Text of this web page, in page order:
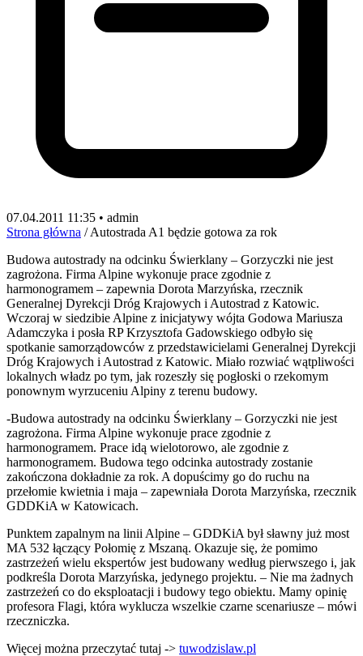
07.04.2011 11:35 • admin
Strona główna / Autostrada A1 będzie gotowa za rok
Budowa autostrady na odcinku Świerklany – Gorzyczki nie jest
zagrożona. Firma Alpine wykonuje prace zgodnie z
harmonogramem – zapewnia Dorota Marzyńska, rzecznik
Generalnej Dyrekcji Dróg Krajowych i Autostrad z Katowic.
Wczoraj w siedzibie Alpine z inicjatywy wójta Godowa Mariusza
Adamczyka i posła RP Krzysztofa Gadowskiego odbyło się
spotkanie samorządowców z przedstawicielami Generalnej Dyrekcji
Dróg Krajowych i Autostrad z Katowic. Miało rozwiać wątpliwości
lokalnych władz po tym, jak rozeszły się pogłoski o rzekomym
ponownym wyrzuceniu Alpiny z terenu budowy.
-Budowa autostrady na odcinku Świerklany – Gorzyczki nie jest
zagrożona. Firma Alpine wykonuje prace zgodnie z
harmonogramem. Prace idą wielotorowo, ale zgodnie z
harmonogramem. Budowa tego odcinka autostrady zostanie
zakończona dokładnie za rok. A dopuścimy go do ruchu na
przełomie kwietnia i maja – zapewniała Dorota Marzyńska, rzecznik
GDDKiA w Katowicach.
Punktem zapalnym na linii Alpine – GDDKiA był sławny już most
MA 532 łączący Połomię z Mszaną. Okazuje się, że pomimo
zastrzeżeń wielu ekspertów jest budowany według pierwszego i, jak
podkreśla Dorota Marzyńska, jedynego projektu. – Nie ma żadnych
zastrzeżeń co do eksploatacji i budowy tego obiektu. Mamy opinię
profesora Flagi, która wyklucza wszelkie czarne scenariusze – mówi
rzeczniczka.
Więcej można przeczytać tutaj -> tuwodzislaw.pl